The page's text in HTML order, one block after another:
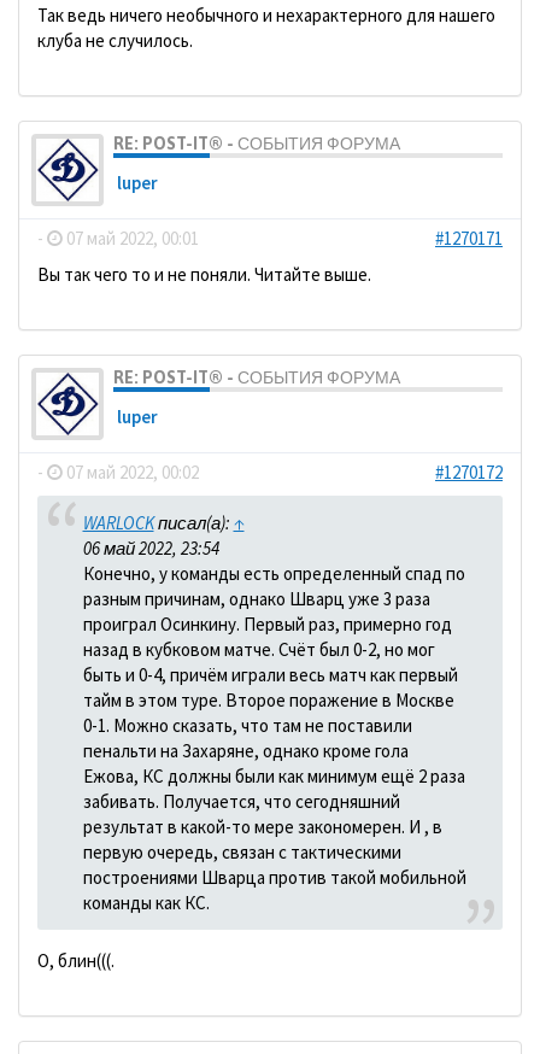
Так ведь ничего необычного и нехарактерного для нашего
клуба не случилось.
RE: POST-IT® - СОБЫТИЯ ФОРУМА
luper
- 07 май 2022, 00:01
#1270171
Вы так чего то и не поняли. Читайте выше.
RE: POST-IT® - СОБЫТИЯ ФОРУМА
luper
- 07 май 2022, 00:02 #1270172
WARLOCKписал(а): ↑
06 май 2022, 23:54
Конечно, у команды есть определенный спад по
разным причинам, однако Шварц уже 3 раза
проиграл Осинкину. Первый раз, примерно год
назад в кубковом матче. Счёт был 0-2, но мог
быть и 0-4, причём играли весь матч как первый
тайм в этом туре. Второе поражение в Москве
0-1. Можно сказать, что там не поставили
пенальти на Захаряне, однако кроме гола
Ежова, КС должны были как минимум ещё 2 раза
забивать. Получается, что сегодняшний
результат в какой-то мере закономерен. И , в
первую очередь, связан с тактическими
построениями Шварца против такой мобильной
команды как КС.
О, блин(((.